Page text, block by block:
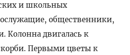
и школьных
общественники,
Колонна двигалась к
Первыми цветы к